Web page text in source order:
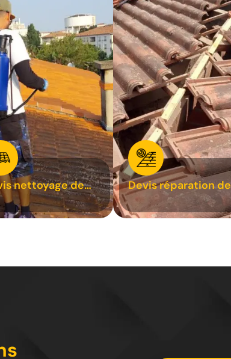
nettoyage de
31
Devis réparation de
toiture 31